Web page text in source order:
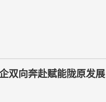
双向奔赴赋能陇原发展